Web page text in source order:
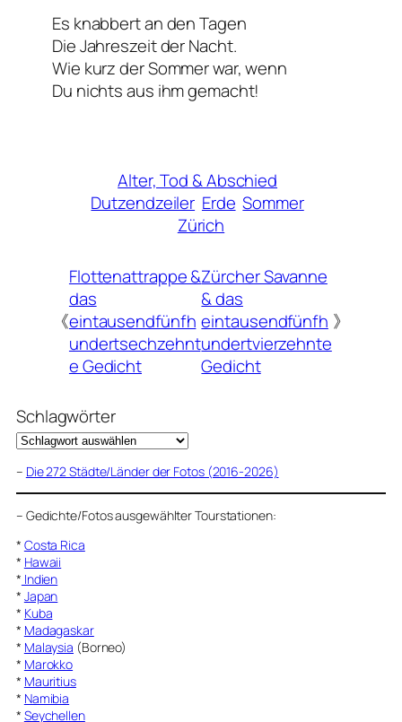
Es knabbert an den Tagen
Die Jahreszeit der Nacht.
Wie kurz der Sommer war, wenn
Du nichts aus ihm gemacht!
Alter, Tod & Abschied
Dutzendzeiler Erde Sommer
Zürich
《
Flottenattrappe &
das
eintausendfünfh
undertsechzehnt
e Gedicht
Zürcher Savanne
& das
eintausendfünfh
undertvierzehnte
Gedicht
》
Schlagwörter
– Die 272 Städte/Länder der Fotos (2016-2026)
– Gedichte/Fotos ausgewählter Tourstationen:
* Costa Rica
* Hawaii
* Indien
* Japan
* Kuba
* Madagaskar
* Malaysia (Borneo)
* Marokko
* Mauritius
* Namibia
* Seychellen